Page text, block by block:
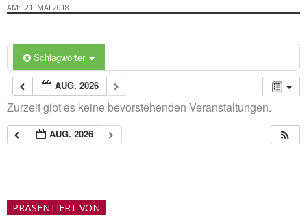
AM: 21. MAI 2018
Schlagwörter
AUG. 2026
Zurzeit gibt es keine bevorstehenden Veranstaltungen.
AUG. 2026
21PRÄSENTIERT VON